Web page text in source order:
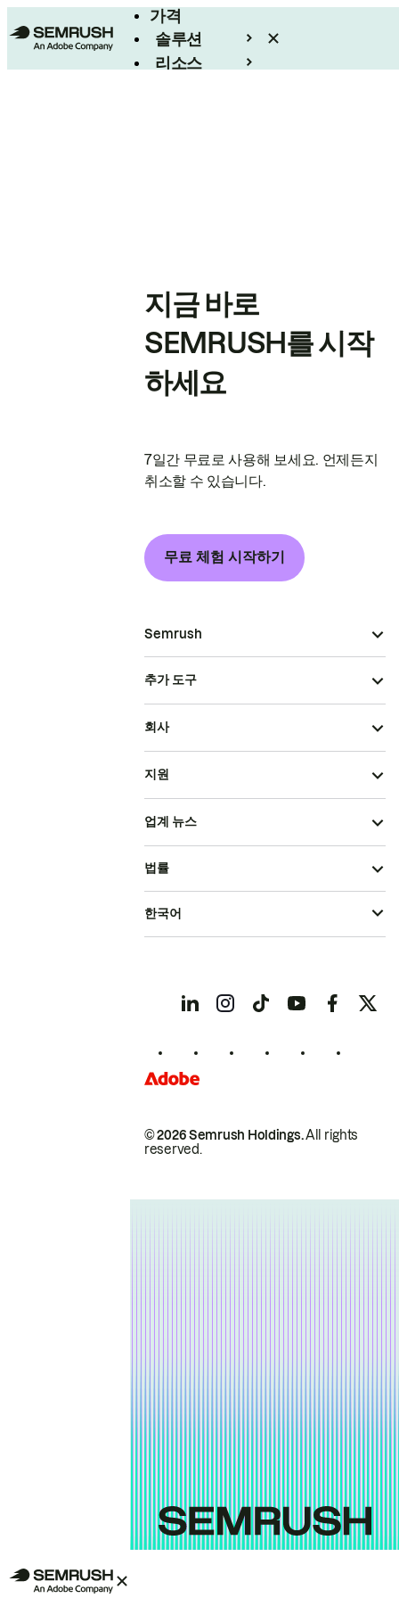
가격
솔루션
리소스
지금 바로
SEMRUSH를 시작
하세요
7일간 무료로 사용해 보세요. 언제든지
취소할 수 있습니다.
무료 체험 시작하기
Semrush
추가 도구
회사
지원
업계 뉴스
© 2026 Semrush Holdings.All rights
reserved.
법률
한국어